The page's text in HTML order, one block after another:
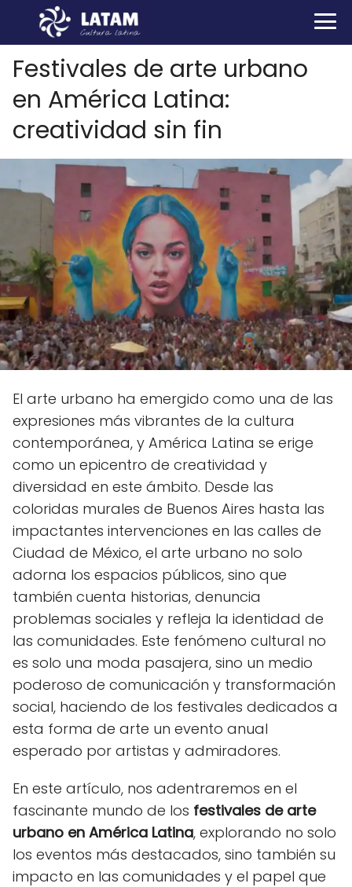
Festivales de arte urbano
en América Latina:
creatividad sin fin
El arte urbano ha emergido como una de las
expresiones más vibrantes de la cultura
contemporánea, y América Latina se erige
como un epicentro de creatividad y
diversidad en este ámbito. Desde las
coloridas murales de Buenos Aires hasta las
impactantes intervenciones en las calles de
Ciudad de México, el arte urbano no solo
adorna los espacios públicos, sino que
también cuenta historias, denuncia
problemas sociales y refleja la identidad de
las comunidades. Este fenómeno cultural no
es solo una moda pasajera, sino un medio
poderoso de comunicación y transformación
social, haciendo de los festivales dedicados a
esta forma de arte un evento anual
esperado por artistas y admiradores.
En este artículo, nos adentraremos en el
fascinante mundo de los festivales de arte
urbano en América Latina, explorando no solo
los eventos más destacados, sino también su
impacto en las comunidades y el papel que